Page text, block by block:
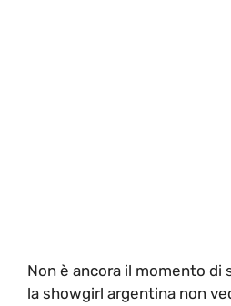
Non è ancora il momento di
la showgirl argentina non